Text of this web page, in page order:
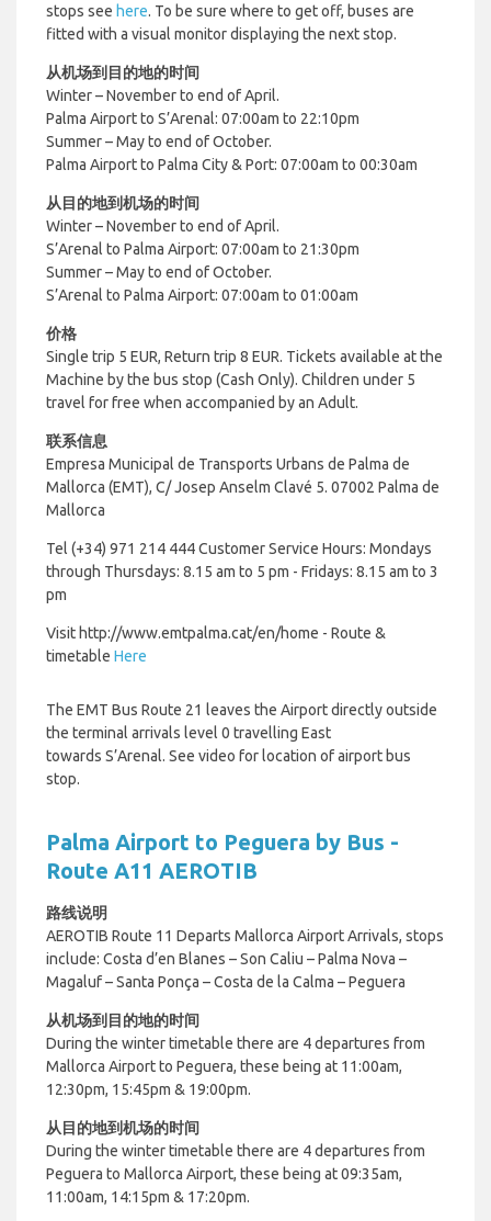
stops see here. To be sure where to get off, buses are
fitted with a visual monitor displaying the next stop.
从机场到目的地的时间
Winter – November to end of April.
Palma Airport to S’Arenal: 07:00am to 22:10pm
Summer – May to end of October.
Palma Airport to Palma City & Port: 07:00am to 00:30am
从目的地到机场的时间
Winter – November to end of April.
S’Arenal to Palma Airport: 07:00am to 21:30pm
Summer – May to end of October.
S’Arenal to Palma Airport: 07:00am to 01:00am
价格
Single trip 5 EUR, Return trip 8 EUR. Tickets available at the
Machine by the bus stop (Cash Only). Children under 5
travel for free when accompanied by an Adult.
联系信息
Empresa Municipal de Transports Urbans de Palma de
Mallorca (EMT), C/ Josep Anselm Clavé 5. 07002 Palma de
Mallorca
Tel (+34) 971 214 444Customer Service Hours: Mondays
through Thursdays: 8.15 am to 5 pm - Fridays: 8.15 am to 3
pm
Visit http://www.emtpalma.cat/en/home - Route &
timetable Here
The EMT Bus Route 21 leaves the Airport directly outside
the terminal arrivals level 0 travelling East
towards S’Arenal. See video for location of airport bus
stop.
Palma Airport to Peguera by Bus -
Route A11 AEROTIB
路线说明
AEROTIB Route 11 Departs Mallorca Airport Arrivals, stops
include: Costa d’en Blanes – Son Caliu – Palma Nova –
Magaluf – Santa Ponça – Costa de la Calma – Peguera
从机场到目的地的时间
During the winter timetable there are 4 departures from
Mallorca Airport to Peguera, these being at 11:00am,
12:30pm, 15:45pm & 19:00pm.
从目的地到机场的时间
During the winter timetable there are 4 departures from
Peguera to Mallorca Airport, these being at 09:35am,
11:00am, 14:15pm & 17:20pm.